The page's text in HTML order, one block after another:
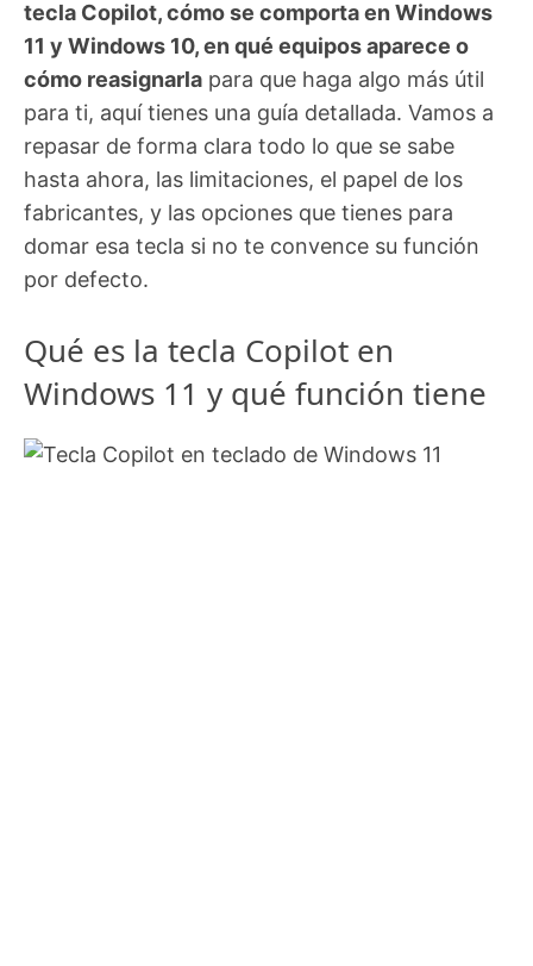
tecla Copilot, cómo se comporta en Windows
11 y Windows 10, en qué equipos aparece o
cómo reasignarla para que haga algo más útil
para ti, aquí tienes una guía detallada. Vamos a
repasar de forma clara todo lo que se sabe
hasta ahora, las limitaciones, el papel de los
fabricantes, y las opciones que tienes para
domar esa tecla si no te convence su función
por defecto.
Qué es la tecla Copilot en
Windows 11 y qué función tiene